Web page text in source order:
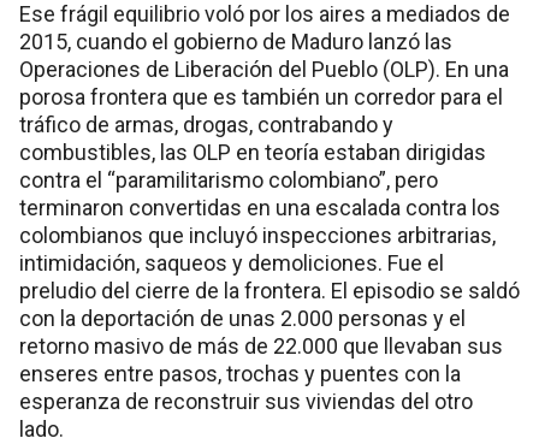
Ese frágil equilibrio voló por los aires a mediados de
2015, cuando el gobierno de Maduro lanzó las
Operaciones de Liberación del Pueblo (OLP). En una
porosa frontera que es también un corredor para el
tráfico de armas, drogas, contrabando y
combustibles, las OLP en teoría estaban dirigidas
contra el “paramilitarismo colombiano”, pero
terminaron convertidas en una escalada contra los
colombianos que incluyó inspecciones arbitrarias,
intimidación, saqueos y demoliciones. Fue el
preludio del cierre de la frontera. El episodio se saldó
con la deportación de unas 2.000 personas y el
retorno masivo de más de 22.000 que llevaban sus
enseres entre pasos, trochas y puentes con la
esperanza de reconstruir sus viviendas del otro
lado.